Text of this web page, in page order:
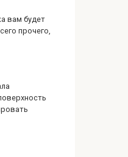
вам будет
прочего,